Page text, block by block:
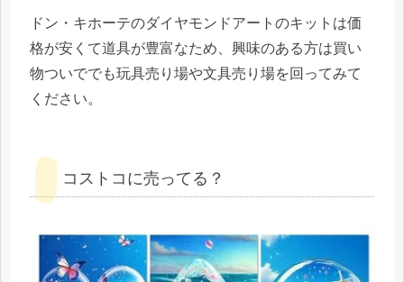
ドン・キホーテのダイヤモンドアートのキットは価
格が安くて道具が豊富なため、興味のある方は買い
物ついででも玩具売り場や文具売り場を回ってみて
ください。
コストコに売ってる？